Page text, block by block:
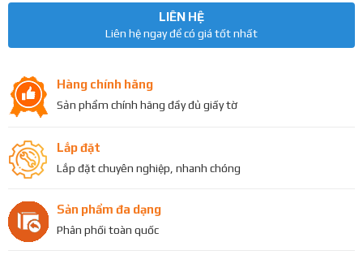
LIÊN HỆ
Liên hệ ngay để có giá tốt nhất
Hàng chính hãng
Sản phẩm chính hãng đầy đủ giấy tờ
Lắp đặt
Lắp đặt chuyên nghiệp, nhanh chóng
Sản phẩm đa dạng
Phân phối toàn quốc